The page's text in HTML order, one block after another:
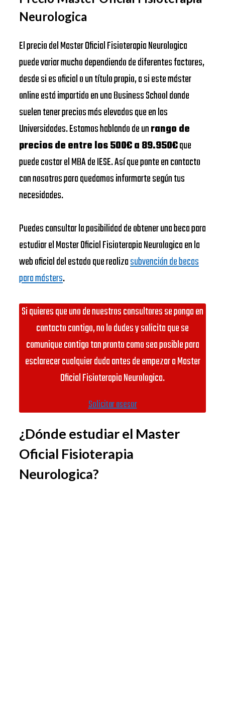
Neurologica
El precio del Master Oficial Fisioterapia Neurologica
puede variar mucho dependiendo de diferentes factores,
desde si es oficial o un título propio, a si este máster
online está impartido en una Business School donde
suelen tener precios más elevados que en las
Universidades. Estamos hablando de unrango de
precios de entre los 500€ a 89.950€que
puede costar el MBA de IESE. Así que ponte en contacto
con nosotros para quedamos informarte según tus
necesidades.
Puedes consultar la posibilidad de obtener una beca para
estudiar el Master Oficial Fisioterapia Neurologica en la
web oficial del estado que realizasubvención de becas
para másters.
Si quieres que uno de nuestros consultores se ponga en
contacto contigo, no lo dudes y solicita que se
comunique contigo tan pronto como sea posible para
esclarecer cualquier duda antes de empezar a Master
Oficial Fisioterapia Neurologica.
Solicitar asesor
¿Dónde estudiar el Master
Oficial Fisioterapia
Neurologica?